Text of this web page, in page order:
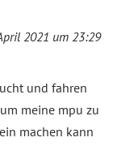
2021 um 23:29
und fahren
meine mpu zu
machen kann